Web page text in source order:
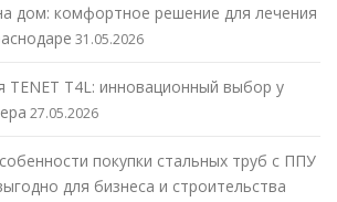
дом: комфортное решение для лечения
31.05.2026
T4L: инновационный выбор у
27.05.2026
покупки стальных труб с ППУ
для бизнеса и строительства